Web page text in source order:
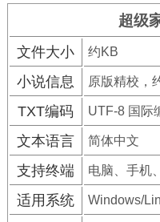
超级
文件大小 约KB
小说信息 原版精校，
TXT编码 UTF-8 国际
文本语言 简体中文
支持终端 电脑、手机
适用系统 Windows/